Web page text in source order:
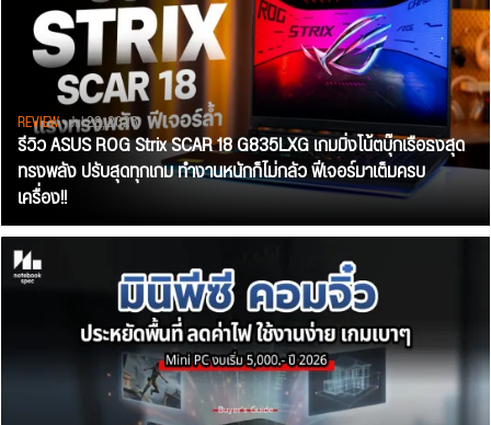
REVIEW• Jul 28, 2026
รีวิว ASUS ROG Strix SCAR 18 G835LXG เกมมิ่งโน้ตบุ๊กเรือธงสุด
ทรงพลัง ปรับสุดทุกเกม ทำงานหนักก็ไม่กลัว ฟีเจอร์มาเต็มครบ
เครื่อง!!